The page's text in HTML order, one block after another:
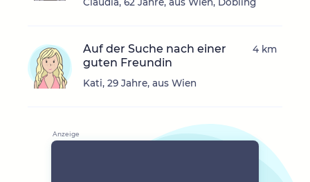
Auf der Suche nach einer
guten Freundin
Kati, 29 Jahre, aus Wien
4 km